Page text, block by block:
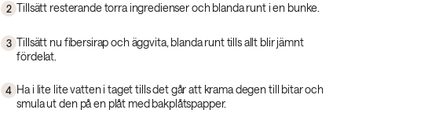
2 Tillsätt resterande torra ingredienser och blanda runt i en bunke.
3 Tillsätt nu fibersirap och äggvita, blanda runt tills allt blir jämnt
fördelat.
4 Ha i lite lite vatten i taget tills det går att krama degen till bitar och
smula ut den på en plåt med bakplåtspapper.